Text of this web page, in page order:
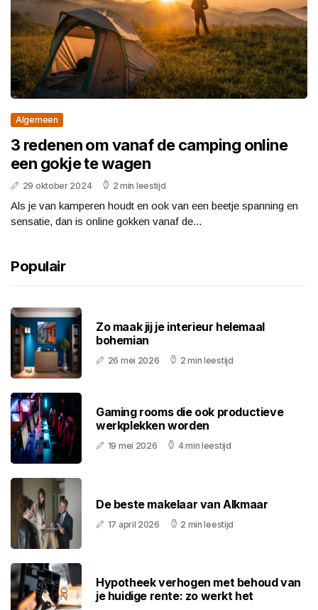
Algemeen
3 redenen om vanaf de camping online
een gokje te wagen
29 oktober 2024 2 min leestijd
Als je van kamperen houdt en ook van een beetje spanning en
sensatie, dan is online gokken vanaf de...
Populair
Zo maak jij je interieur helemaal
bohemian
26 mei 2026 2 min leestijd
Gaming rooms die ook productieve
werkplekken worden
19 mei 2026 4 min leestijd
De beste makelaar van Alkmaar
17 april 2026 2 min leestijd
Hypotheek verhogen met behoud van
je huidige rente: zo werkt het